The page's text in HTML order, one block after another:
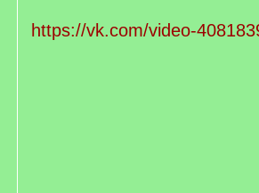
https://vk.com/video-